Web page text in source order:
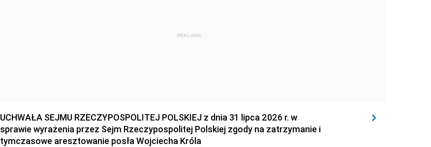
REKLAMA
UCHWAŁA SEJMU RZECZYPOSPOLITEJ POLSKIEJ z dnia 31 lipca 2026 r. w
sprawie wyrażenia przez Sejm Rzeczypospolitej Polskiej zgody na zatrzymanie i
tymczasowe aresztowanie posła Wojciecha Króla